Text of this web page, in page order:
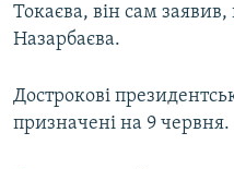
Токаєва, він сам
Назарбаєва.
Дострокові
призначені на 9 червня.